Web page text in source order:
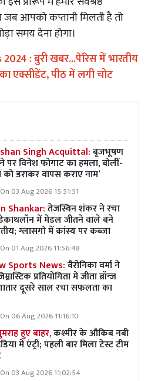
आपको कप्तानी मिलती है तो
समय देना होगा।
: बुरी खबर...पेरिस में भारतीय
एक्सीडेंट, पीठ में लगी चोट
Singh Acquittal:बृजभूषण
पर विनेश फोगाट का हमला, बोलीं-
डराकर वापस कराए नाम’
03 Aug 2026 15:51:51
Shankar:तेजस्विन शंकर ने रचा
में मेडल जीतने वाले बने
ग्लासगो में कांस्य पर कब्जा
01 Aug 2026 11:56:48
Sports News:वैरोनिका वर्मा ने
प्रतियोगिता में जीता ब्रॉन्ज
दूसरे साल रचा सफलता का
06 Aug 2026 11:16:10
हुए बाहर,कश्मीर के औकिब नबी
में एंट्री; पहली बार मिला टेस्ट टीम
03 Aug 2026 11:02:54